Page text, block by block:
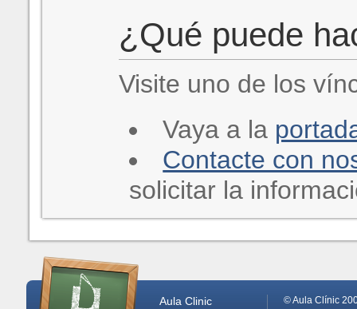
¿Qué puede
Visite uno de los
Vaya a la
Contacte con
solicitar la
Aula Clinic
© Aula Clínic